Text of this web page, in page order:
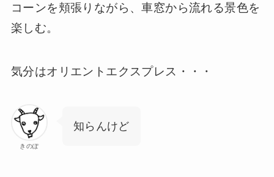
コーンを頬張りながら、車窓から流れる景色を
楽しむ。
気分はオリエントエクスプレス・・・
きのぽ
知らんけど